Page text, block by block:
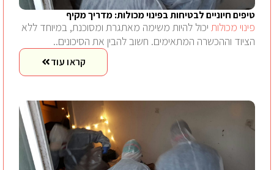
טיפים חיוניים לבטיחות בפינוי מכולות: מדריך מקיף
פינוי מכולות יכול להיות משימה מאתגרת ומסוכנת, במיוחד ללא
הציוד וההכשרה המתאימים. חשוב להבין את הסיכונים..
קראו עוד